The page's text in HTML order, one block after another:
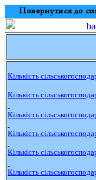
Кількість
Кількість
Кількість
Кількість
Кількість
Кількість